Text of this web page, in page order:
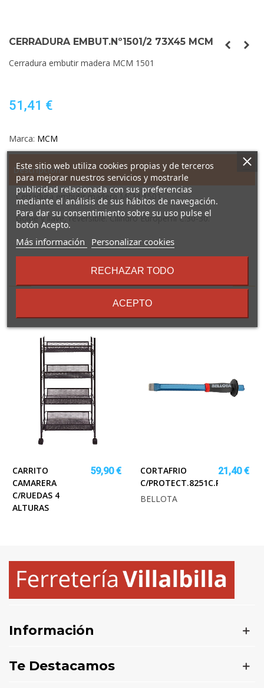
CERRADURA EMBUT.Nº1501/2 73X45 MCM
Cerradura embutir madera MCM 1501
51,41 €
Marca: MCM
Descripción
Cerradura embutir madera MCM 1501
Golpe y llave, reversible. Cilindro Europerfil C:30-30.
16 Otros Productos En La
Misma Categoría:
CARRITO
CAMARERA
C/RUEDAS 4
ALTURAS
59,90 €
CORTAFRIO
C/PROTECT.8251C.P.BELLOTA
21,40 €
BELLOTA
Información
Te Destacamos
Este sitio web utiliza cookies propias y de terceros
para mejorar nuestros servicios y mostrarle
publicidad relacionada con sus preferencias
mediante el análisis de sus hábitos de navegación.
Para dar su consentimiento sobre su uso pulse el
botón Acepto.
Más información
sobre
términos
condiciones
Personalizar cookies
RECHAZAR TODO
ACEPTO